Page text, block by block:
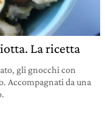
La ricetta
gli gnocchi con
Accompagnati da una